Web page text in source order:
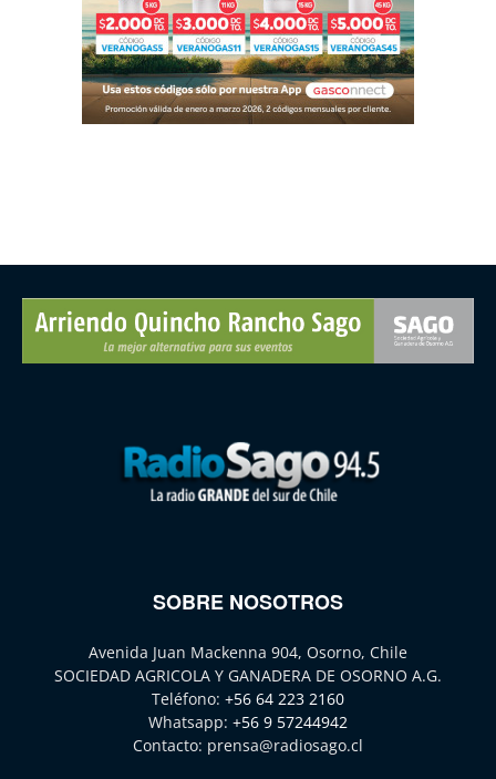
SOBRE NOSOTROS
Avenida Juan Mackenna 904, Osorno, Chile
SOCIEDAD AGRICOLA Y GANADERA DE OSORNO A.G.
Teléfono: +56 64 223 2160
Whatsapp: +56 9 57244942
Contacto: prensa@radiosago.cl